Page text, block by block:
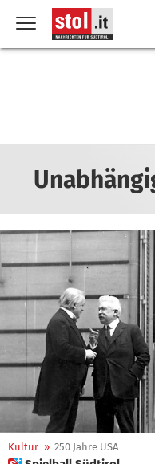
Kultur » 250 Jahre USA